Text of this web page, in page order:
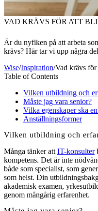
VAD KRÄVS FÖR ATT
Är du nyfiken på att arbeta
krävs? Här tar vi upp några
Wise/Inspiration/Vad krävs
Table of Contents
Vilken utbildning och
Måste jag vara senior?
Vilka egenskaper ska
Anställningsformer
Vilken utbildning och
Många tänker att IT-konsulter
kompetens. Det är inte
både som specialist, som
som helst. Din
akademisk examen,
genom mångårig erfarenhet.